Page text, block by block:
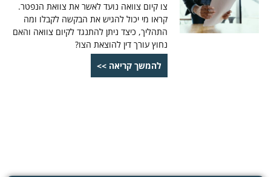
צו קיום צוואה נועד לאשר את צוואת הנפטר.
קראו מי יכול להגיש את הבקשה לקבלו ומה
התהליך, כיצד ניתן להתנגד לקיום צוואה והאם
נחוץ עורך דין להוצאת הצו?
להמשך קריאה >>